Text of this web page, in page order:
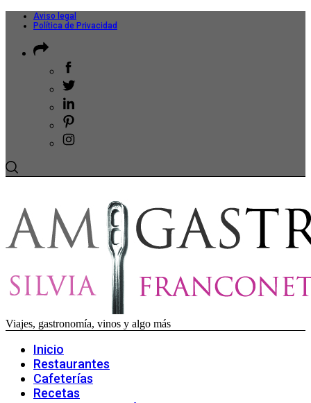
Aviso legal
Política de Privacidad
Viajes, gastronomía, vinos y algo más
Inicio
Restaurantes
Cafeterías
Recetas